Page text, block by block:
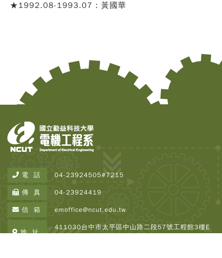
★1992.08-1993.07：黃國華
電 話 04-23924505#7215
傳 真 04-23924419
信 箱 emoffice@ncut.edu.tw
地 址
411030台中市太平區中山路二段57號工程館3樓E